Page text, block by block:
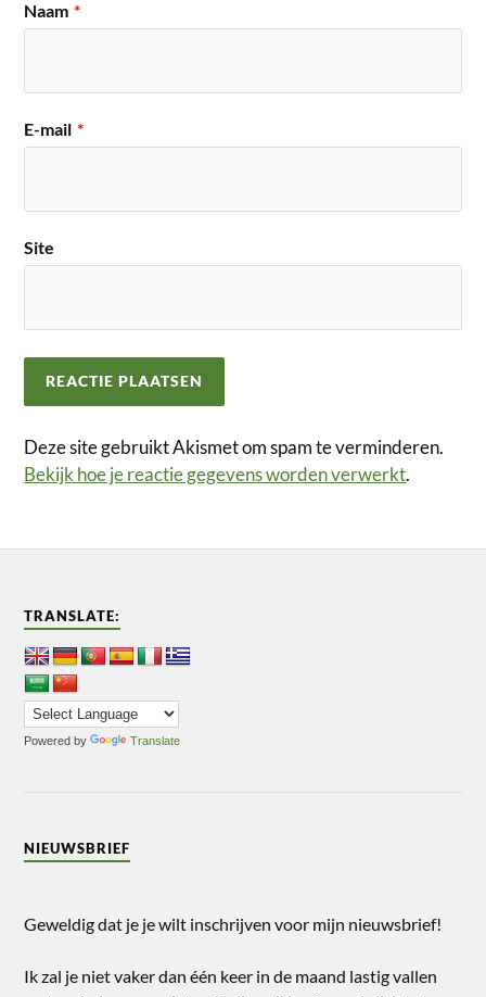
Naam *
E-mail *
Site
Deze site gebruikt Akismet om spam te verminderen.
Bekijk hoe je reactie gegevens worden verwerkt.
TRANSLATE:
Powered by Translate
NIEUWSBRIEF
Geweldig dat je je wilt inschrijven voor mijn nieuwsbrief!
Ik zal je niet vaker dan één keer in de maand lastig vallen